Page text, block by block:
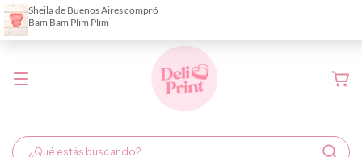
Demora de fabricación hasta 6 días hábiles